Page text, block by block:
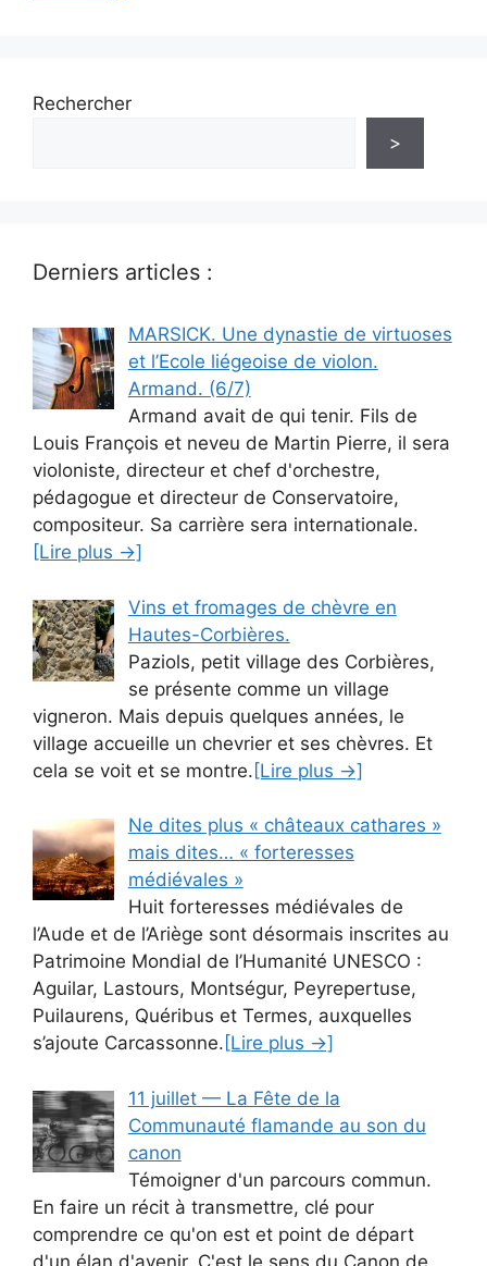
Rechercher
>
Derniers articles :
MARSICK. Une dynastie de virtuoses
et l’Ecole liégeoise de violon.
Armand. (6/7)
Armand avait de qui tenir. Fils de
Louis François et neveu de Martin Pierre, il sera
violoniste, directeur et chef d'orchestre,
pédagogue et directeur de Conservatoire,
compositeur. Sa carrière sera internationale.
[Lire plus →]
Vins et fromages de chèvre en
Hautes-Corbières.
Paziols, petit village des Corbières,
se présente comme un village
vigneron. Mais depuis quelques années, le
village accueille un chevrier et ses chèvres. Et
cela se voit et se montre. [Lire plus →]
Ne dites plus « châteaux cathares »
mais dites… « forteresses
médiévales »
Huit forteresses médiévales de
l’Aude et de l’Ariège sont désormais inscrites au
Patrimoine Mondial de l’Humanité UNESCO :
Aguilar, Lastours, Montségur, Peyrepertuse,
Puilaurens, Quéribus et Termes, auxquelles
s’ajoute Carcassonne. [Lire plus →]
11 juillet — La Fête de la
Communauté flamande au son du
canon
Témoigner d'un parcours commun.
En faire un récit à transmettre, clé pour
comprendre ce qu'on est et point de départ
d'un élan d'avenir. C'est le sens du Canon de